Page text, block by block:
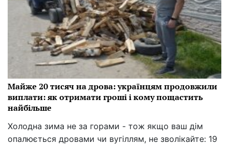
Майже 20 тисяч на дрова: українцям продовжили
виплати: як отримати гроші і кому пощастить
найбільше
Холодна зима не за горами - тож якщо ваш дім
опалюється дровами чи вугіллям, не зволікайте: 19